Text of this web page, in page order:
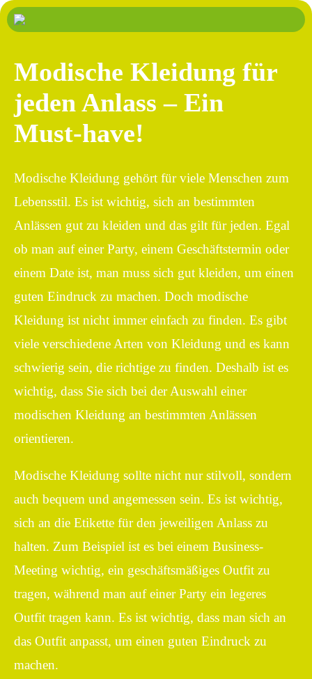
Modische Kleidung für
jeden Anlass – Ein
Must-have!
Modische Kleidung gehört für viele Menschen zum
Lebensstil. Es ist wichtig, sich an bestimmten
Anlässen gut zu kleiden und das gilt für jeden. Egal
ob man auf einer Party, einem Geschäftstermin oder
einem Date ist, man muss sich gut kleiden, um einen
guten Eindruck zu machen. Doch modische
Kleidung ist nicht immer einfach zu finden. Es gibt
viele verschiedene Arten von Kleidung und es kann
schwierig sein, die richtige zu finden. Deshalb ist es
wichtig, dass Sie sich bei der Auswahl einer
modischen Kleidung an bestimmten Anlässen
orientieren.
Modische Kleidung sollte nicht nur stilvoll, sondern
auch bequem und angemessen sein. Es ist wichtig,
sich an die Etikette für den jeweiligen Anlass zu
halten. Zum Beispiel ist es bei einem Business-
Meeting wichtig, ein geschäftsmäßiges Outfit zu
tragen, während man auf einer Party ein legeres
Outfit tragen kann. Es ist wichtig, dass man sich an
das Outfit anpasst, um einen guten Eindruck zu
machen.